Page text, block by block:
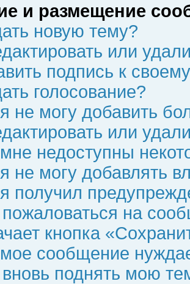
и размещение
новую тему?
или
подпись к
голосование?
не могу добавить
или
недоступны
не могу добавлять
получил
на
кнопка
сообщение
поднять мою